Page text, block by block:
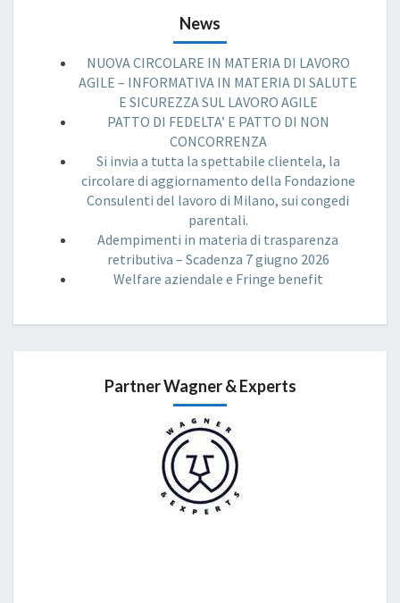
News
NUOVA CIRCOLARE IN MATERIA DI LAVORO
AGILE – INFORMATIVA IN MATERIA DI SALUTE
E SICUREZZA SUL LAVORO AGILE
PATTO DI FEDELTA’ E PATTO DI NON
CONCORRENZA
Si invia a tutta la spettabile clientela, la
circolare di aggiornamento della Fondazione
Consulenti del lavoro di Milano, sui congedi
parentali.
Adempimenti in materia di trasparenza
retributiva – Scadenza 7 giugno 2026
Welfare aziendale e Fringe benefit
Partner Wagner & Experts